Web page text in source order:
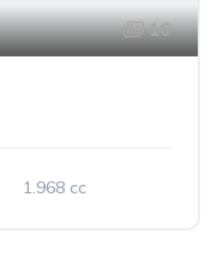
16
1.968 cc